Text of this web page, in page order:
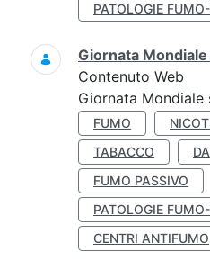
PATOLOGIE
Giornata Mondiale
Contenuto Web
Giornata Mondiale
FUMO
TABACCO
FUMO PASSIVO
PATOLOGIE
CENTRI ANTIFUMO